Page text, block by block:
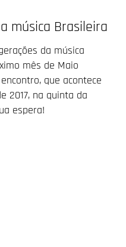
música Brasileira
da música
mês de Maio
que acontece
2017, na quinta da
espera!